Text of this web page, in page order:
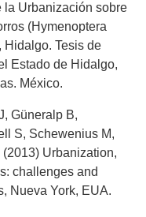
la Urbanización sobre
(Hymenoptera
Tesis de
Estado de Hidalgo,
México.
Güneralp B,
S, Schewenius M,
Urbanization,
challenges and
Nueva York, EUA.